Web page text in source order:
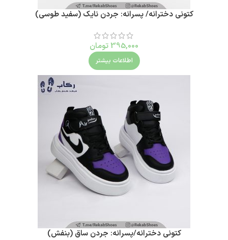
کتونی دخترانه/ پسرانه: جردن نایک (سفید طوسی)
395,000 تومان
اطلاعات بیشتر
کتونی دخترانه/پسرانه: جردن ساق (بنفش)